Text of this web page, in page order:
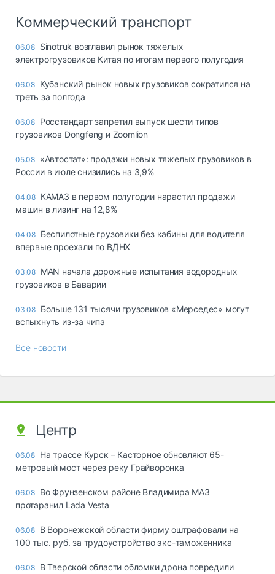
Коммерческий транспорт
06.08 Sinotruk возглавил рынок тяжелых
электрогрузовиков Китая по итогам первого полугодия
06.08 Кубанский рынок новых грузовиков сократился на
треть за полгода
06.08 Росстандарт запретил выпуск шести типов
грузовиков Dongfeng и Zoomlion
05.08 «Автостат»: продажи новых тяжелых грузовиков в
России в июле снизились на 3,9%
04.08 КАМАЗ в первом полугодии нарастил продажи
машин в лизинг на 12,8%
04.08 Беспилотные грузовики без кабины для водителя
впервые проехали по ВДНХ
03.08 MAN начала дорожные испытания водородных
грузовиков в Баварии
03.08 Больше 131 тысячи грузовиков «Мерседес» могут
вспыхнуть из-за чипа
Все новости
Центр
06.08 На трассе Курск – Касторное обновляют 65-
метровый мост через реку Грайворонка
06.08 Во Фрунзенском районе Владимира МАЗ
протаранил Lada Vesta
06.08 В Воронежской области фирму оштрафовали на
100 тыс. руб. за трудоустройство экс-таможенника
06.08 В Тверской области обломки дрона повредили